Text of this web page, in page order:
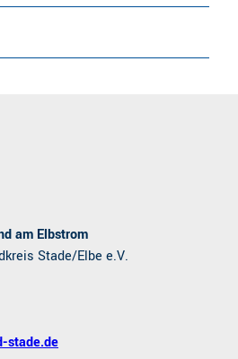
am Elbstrom
Stade/Elbe e.V.
stade.de